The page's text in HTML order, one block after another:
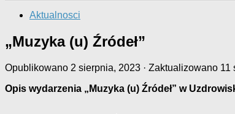
Aktualnosci
„Muzyka (u) Źródeł”
Opublikowano 2 sierpnia, 2023 · Zaktualizowano 11
Opis wydarzenia „Muzyka (u) Źródeł” w